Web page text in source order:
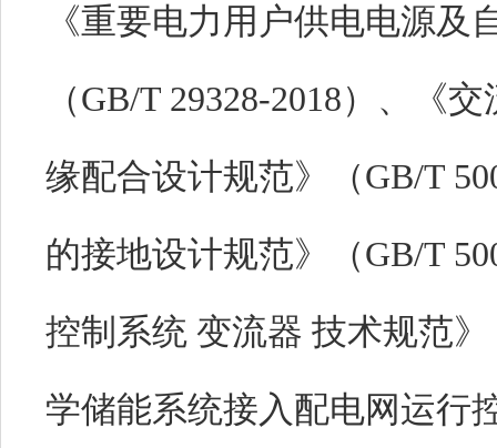
《重要电力用户供电电源
（GB/T 29328-2018）、《
缘配合设计规范》（GB/T
的接地设计规范》（GB/T
控制系统 变流器 技术规范
学储能系统接入配电网运行